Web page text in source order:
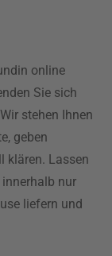
online
Sie sich
stehen Ihnen
geben
klären. Lassen
nur
liefern und